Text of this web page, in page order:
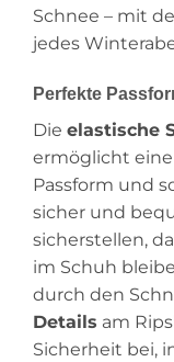
Schnee – mit
jedes
Perfekte
Die elastische
ermöglicht
Passform und
sicher und
sicherstellen,
im Schuh
durch den
Details am
Sicherheit bei,